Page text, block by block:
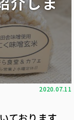
2020.07.11
ております